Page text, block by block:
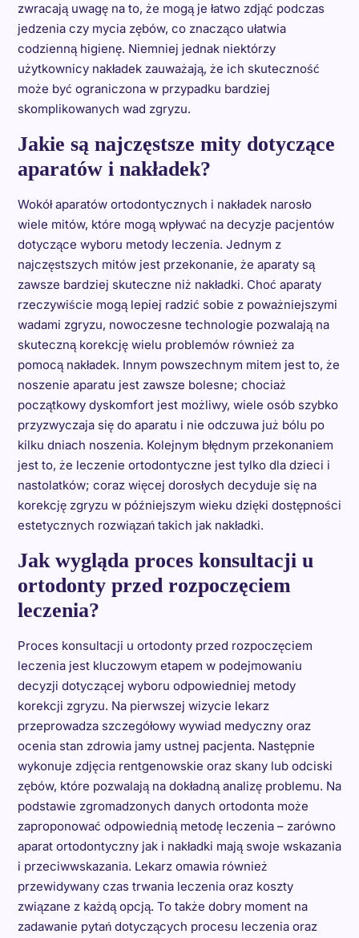
zwracają uwagę na to, że mogą je łatwo zdjąć podczas
jedzenia czy mycia zębów, co znacząco ułatwia
codzienną higienę. Niemniej jednak niektórzy
użytkownicy nakładek zauważają, że ich skuteczność
może być ograniczona w przypadku bardziej
skomplikowanych wad zgryzu.
Jakie są najczęstsze mity dotyczące
aparatów i nakładek?
Wokół aparatów ortodontycznych i nakładek narosło
wiele mitów, które mogą wpływać na decyzje pacjentów
dotyczące wyboru metody leczenia. Jednym z
najczęstszych mitów jest przekonanie, że aparaty są
zawsze bardziej skuteczne niż nakładki. Choć aparaty
rzeczywiście mogą lepiej radzić sobie z poważniejszymi
wadami zgryzu, nowoczesne technologie pozwalają na
skuteczną korekcję wielu problemów również za
pomocą nakładek. Innym powszechnym mitem jest to, że
noszenie aparatu jest zawsze bolesne; chociaż
początkowy dyskomfort jest możliwy, wiele osób szybko
przyzwyczaja się do aparatu i nie odczuwa już bólu po
kilku dniach noszenia. Kolejnym błędnym przekonaniem
jest to, że leczenie ortodontyczne jest tylko dla dzieci i
nastolatków; coraz więcej dorosłych decyduje się na
korekcję zgryzu w późniejszym wieku dzięki dostępności
estetycznych rozwiązań takich jak nakładki.
Jak wygląda proces konsultacji u
ortodonty przed rozpoczęciem
leczenia?
Proces konsultacji u ortodonty przed rozpoczęciem
leczenia jest kluczowym etapem w podejmowaniu
decyzji dotyczącej wyboru odpowiedniej metody
korekcji zgryzu. Na pierwszej wizycie lekarz
przeprowadza szczegółowy wywiad medyczny oraz
ocenia stan zdrowia jamy ustnej pacjenta. Następnie
wykonuje zdjęcia rentgenowskie oraz skany lub odciski
zębów, które pozwalają na dokładną analizę problemu. Na
podstawie zgromadzonych danych ortodonta może
zaproponować odpowiednią metodę leczenia – zarówno
aparat ortodontyczny jak i nakładki mają swoje wskazania
i przeciwwskazania. Lekarz omawia również
przewidywany czas trwania leczenia oraz koszty
związane z każdą opcją. To także dobry moment na
zadawanie pytań dotyczących procesu leczenia oraz